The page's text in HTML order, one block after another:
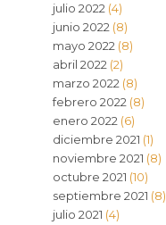
julio 2022 (4)
junio 2022 (8)
mayo 2022 (8)
abril 2022 (2)
marzo 2022 (8)
febrero 2022 (8)
enero 2022 (6)
diciembre 2021 (1)
noviembre 2021 (8)
octubre 2021 (10)
septiembre 2021 (8)
julio 2021 (4)